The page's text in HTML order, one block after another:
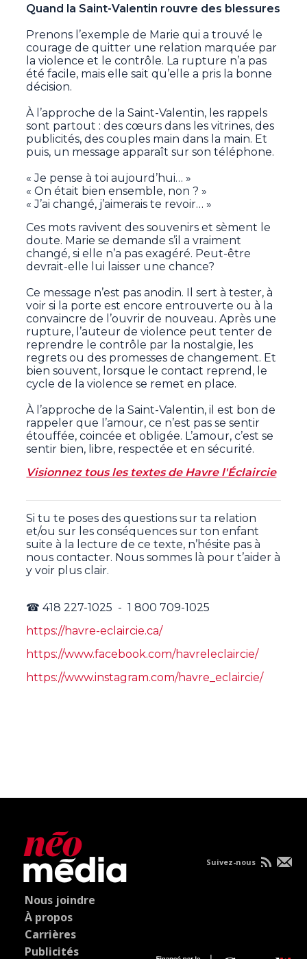
Quand la Saint-Valentin rouvre des blessures
Prenons l’exemple de Marie qui a trouvé le
courage de quitter une relation marquée par
la violence et le contrôle. La rupture n’a pas
été facile, mais elle sait qu’elle a pris la bonne
décision.
À l’approche de la Saint-Valentin, les rappels
sont partout : des cœurs dans les vitrines, des
publicités, des couples main dans la main. Et
puis, un message apparaît sur son téléphone.
« Je pense à toi aujourd’hui… »
« On était bien ensemble, non ? »
« J’ai changé, j’aimerais te revoir… »
Ces mots ravivent des souvenirs et sèment le
doute. Marie se demande s’il a vraiment
changé, si elle n’a pas exagéré. Peut-être
devrait-elle lui laisser une chance?
Ce message n’est pas anodin. Il sert à tester, à
voir si la porte est encore entrouverte ou à la
convaincre de l’ouvrir de nouveau. Après une
rupture, l’auteur de violence peut tenter de
reprendre le contrôle par la nostalgie, les
regrets ou des promesses de changement. Et
bien souvent, lorsque le contact reprend, le
cycle de la violence se remet en place.
À l’approche de la Saint-Valentin, il est bon de
rappeler que l’amour, ce n’est pas se sentir
étouffée, coincée et obligée. L’amour, c’est se
sentir bien, libre, respectée et en sécurité.
Visionnez tous les textes de Havre l'Éclaircie
Si tu te poses des questions sur ta relation
et/ou sur les conséquences sur ton enfant
suite à la lecture de ce texte, n’hésite pas à
nous contacter. Nous sommes là pour t’aider à
y voir plus clair.
☎ 418 227-1025 - 1 800 709-1025
https://havre-eclaircie.ca/
https://www.facebook.com/havreleclaircie/
https://www.instagram.com/havre_eclaircie/
Nous joindre
À propos
Carrières
Publicités
Suivez-nous